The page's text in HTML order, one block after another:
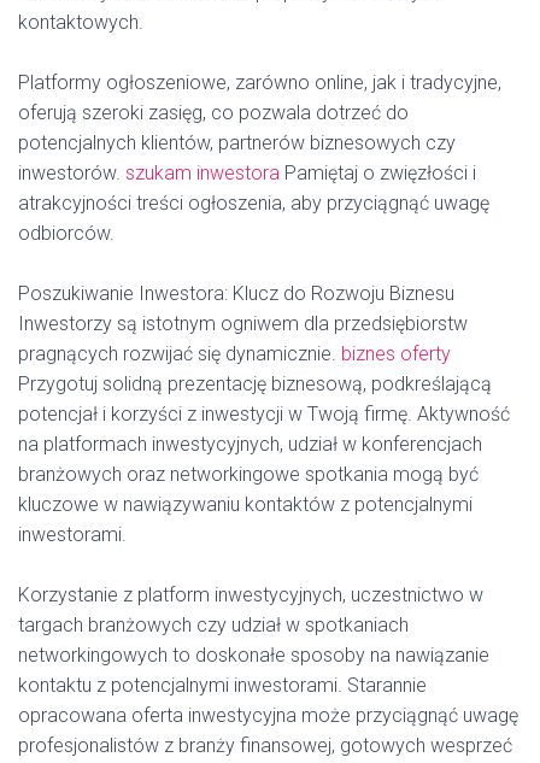
kontaktowych.
Platformy ogłoszeniowe, zarówno online, jak i tradycyjne,
oferują szeroki zasięg, co pozwala dotrzeć do
potencjalnych klientów, partnerów biznesowych czy
inwestorów. szukam inwestora Pamiętaj o zwięzłości i
atrakcyjności treści ogłoszenia, aby przyciągnąć uwagę
odbiorców.
Poszukiwanie Inwestora: Klucz do Rozwoju Biznesu
Inwestorzy są istotnym ogniwem dla przedsiębiorstw
pragnących rozwijać się dynamicznie. biznes oferty
Przygotuj solidną prezentację biznesową, podkreślającą
potencjał i korzyści z inwestycji w Twoją firmę. Aktywność
na platformach inwestycyjnych, udział w konferencjach
branżowych oraz networkingowe spotkania mogą być
kluczowe w nawiązywaniu kontaktów z potencjalnymi
inwestorami.
Korzystanie z platform inwestycyjnych, uczestnictwo w
targach branżowych czy udział w spotkaniach
networkingowych to doskonałe sposoby na nawiązanie
kontaktu z potencjalnymi inwestorami. Starannie
opracowana oferta inwestycyjna może przyciągnąć uwagę
profesjonalistów z branży finansowej, gotowych wesprzeć